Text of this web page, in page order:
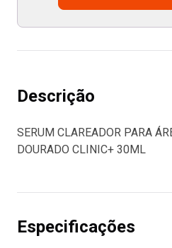
Descrição
SERUM CLAREADOR PARA
DOURADO CLINIC+ 30ML
Especificações